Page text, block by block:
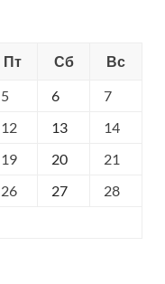
Пт Сб
Вс
5 6
7
12 13
14
19 20
21
26 27
28